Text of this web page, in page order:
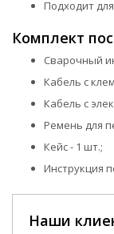
Подходит
Комплект
Сварочный
Кабель с
Кабель с
Ремень для
Кейс - 1 шт.;
Инструкция
Наши